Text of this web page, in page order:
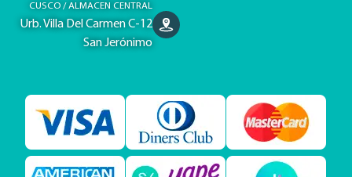
CUSCO / ALMACEN CENTRAL
Urb. Villa Del Carmen C-12
San Jerónimo